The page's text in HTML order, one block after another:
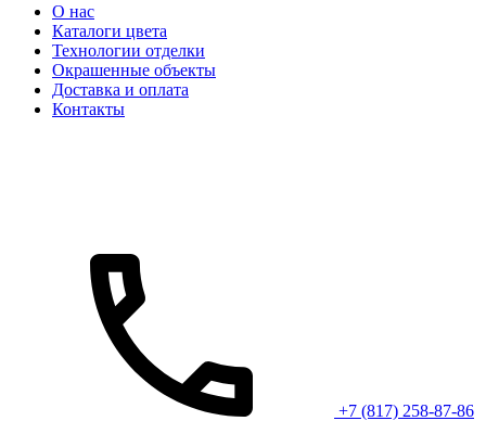
О нас
Каталоги цвета
Технологии отделки
Окрашенные объекты
Доставка и оплата
Контакты
+7 (817) 258-87-86